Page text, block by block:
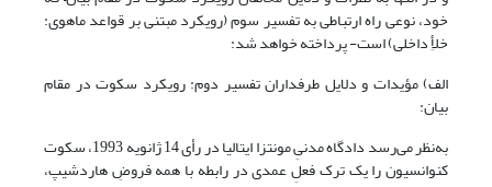
خود، نوعی راه ارتباطی به تفسیر سوم (رویکرد مبتنی بر قواعد ماهوی:
خلأِ داخلی) است- پرداخته خواهد شد:
الف) مؤیدات و دلایل طرفداران تفسیر دوم: رویکرد سکوت در مقام
بیان:
به‌نظر می‌رسد دادگاه مدنیِ مونتزا ایتالیا در رأی 14 ژانویه 1993، سکوت
کنوانسیون را یک ترک فعلِ عمدی در رابطه با همه فروضِ هاردشیپ،